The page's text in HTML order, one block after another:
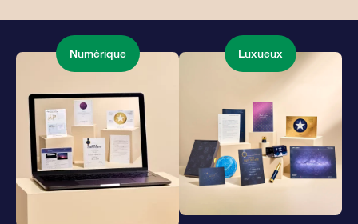
Numérique Luxueux